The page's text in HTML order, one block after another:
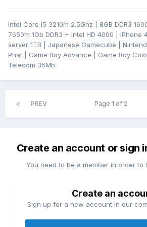
Intel Core i5 3210m 2.5Ghz | 8GB DDR3
7650m 1Gb DDR3 + Intel HD 4000 | iPhone
server 1TB | Japanese Gamecube |
Phat | Game Boy Advance | Game Boy
Telecom 35Mb
PREV Page 1 of 2
Create an account or sign
You need to be a member in order to
Create an
Sign up for a new account in our